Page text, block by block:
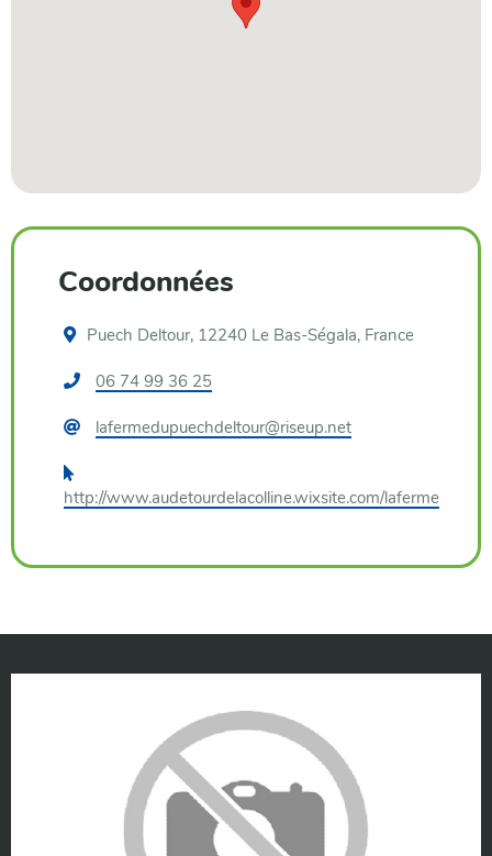
Coordonnées
Puech Deltour, 12240 Le Bas-Ségala, France
Téléphone
06 74 99 36 25
Courriel
lafermedupuechdeltour@riseup.net
internet
http://www.audetourdelacolline.wixsite.com/laferme